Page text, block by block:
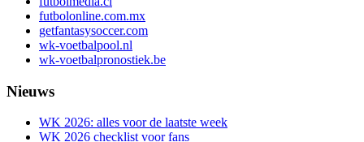
futbolonline.com.mx
getfantasysoccer.com
wk-voetbalpool.nl
wk-voetbalpronostiek.be
Nieuws
WK 2026: alles voor de laatste week
WK 2026 checklist voor fans